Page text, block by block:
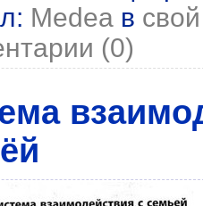
Medea в
(0)